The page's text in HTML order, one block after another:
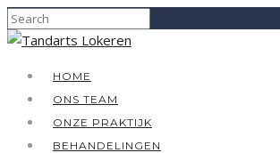
HOME
ONS TEAM
ONZE PRAKTIJK
BEHANDELINGEN